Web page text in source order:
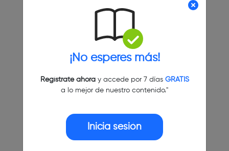
¡No esperes más!
Regístrate ahoray accede por 7 días GRATIS
a lo mejor de nuestro contenido."
Inicia sesión